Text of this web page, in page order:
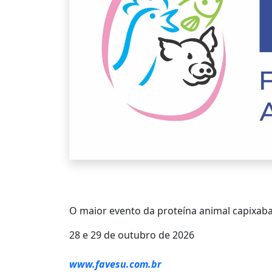
O maior evento da proteína animal
28 e 29 de outubro de 2026
www.favesu.com.br